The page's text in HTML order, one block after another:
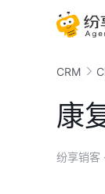
CRM
康
纷享销客 ·